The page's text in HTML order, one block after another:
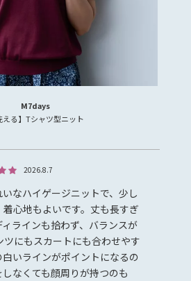
M7days
える】Tシャツ型ニット
2026.8.7
なハイゲージニットで、少し
心地もよいです。丈も長すぎ
ラインも拾わず、バランスが
ツにもスカートにも合わせやす
いラインがポイントになるの
なくても顔周りが持つのも